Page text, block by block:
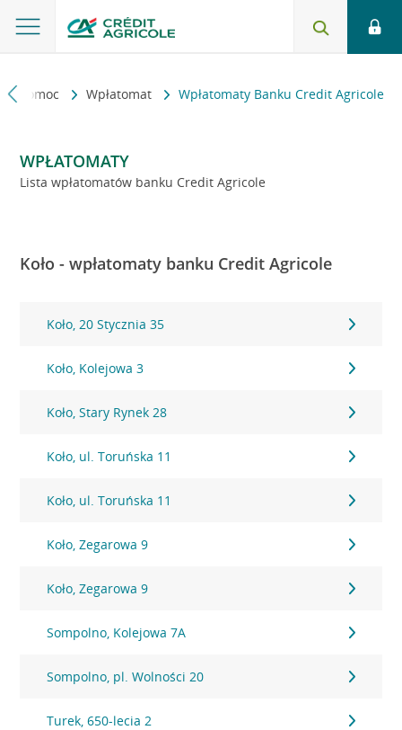
i pomoc Wpłatomat Wpłatomaty Banku Credit Agricole
WPŁATOMATY
Lista wpłatomatów banku Credit Agricole
Koło - wpłatomaty banku Credit Agricole
Koło, 20 Stycznia 35
Koło, Kolejowa 3
Koło, Stary Rynek 28
Koło, ul. Toruńska 11
Koło, ul. Toruńska 11
Koło, Zegarowa 9
Koło, Zegarowa 9
Sompolno, Kolejowa 7A
Sompolno, pl. Wolności 20
Turek, 650-lecia 2